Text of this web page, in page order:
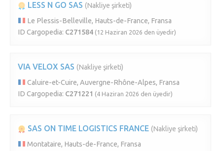
LESS N GO SAS (Nakliye şirketi)
Le Plessis-Belleville, Hauts-de-France, Fransa
ID Cargopedia: C271584 (12 Haziran 2026 den üyedir)
VIA VELOX SAS (Nakliye şirketi)
Caluire-et-Cuire, Auvergne-Rhône-Alpes, Fransa
ID Cargopedia: C271221 (4 Haziran 2026 den üyedir)
SAS ON TIME LOGISTICS FRANCE (Nakliye şirketi)
Montataire, Hauts-de-France, Fransa